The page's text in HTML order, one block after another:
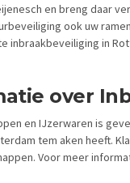
en breng daar
ook uw
inbraakbeveiliging in
over
en IJzerwaren is
tem aken heeft.
Voor meer